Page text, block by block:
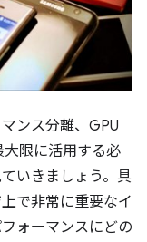
ンス分離、GPU
限に活用する必
いきましょう。具
で非常に重要なイ
ォーマンスにどの